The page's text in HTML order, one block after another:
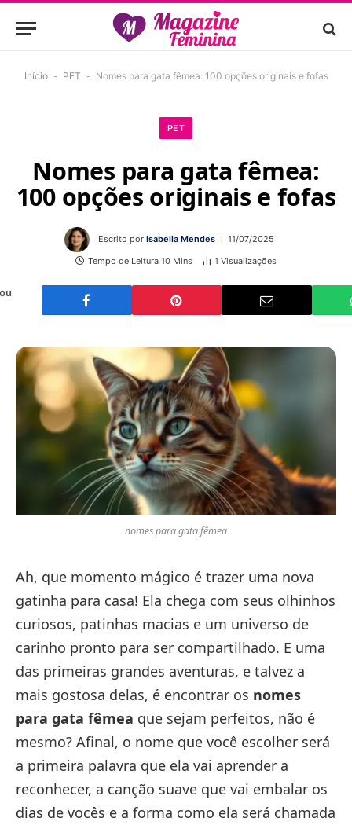
Início - PET - Nomes para gata fêmea: 100 opções originais e fofas
PET
Nomes para gata fêmea:
100 opções originais e fofas
Escrito por Isabella Mendes
11/07/2025
Tempo de Leitura 10 Mins
1 Visualizações
nomes para gata fêmea
Ah, que momento mágico é trazer uma nova
gatinha para casa! Ela chega com seus olhinhos
curiosos, patinhas macias e um universo de
carinho pronto para ser compartilhado. E uma
das primeiras grandes aventuras, e talvez a
mais gostosa delas, é encontrar os nomes
para gata fêmea que sejam perfeitos, não é
mesmo? Afinal, o nome que você escolher será
a primeira palavra que ela vai aprender a
reconhecer, a canção suave que vai embalar os
dias de vocês e a forma como ela será chamada